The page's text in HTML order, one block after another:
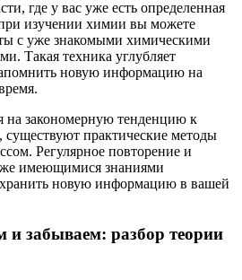
где у вас уже есть определенная
изучении химии вы можете
с уже знакомыми химическими
Такая техника углубляет
новую информацию на
на закономерную тенденцию к
практические методы
Регулярное повторение и
имеющимися знаниями
новую информацию в вашей
забываем: разбор теории